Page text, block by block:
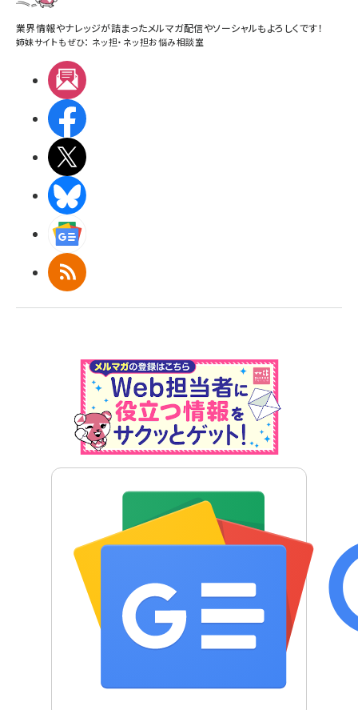
業界情報やナレッジが詰まったメルマガ配信やソーシャルもよろしくです！
姉妹サイトもぜひ： ネッ担・ ネッ担お悩み相談室
RSS